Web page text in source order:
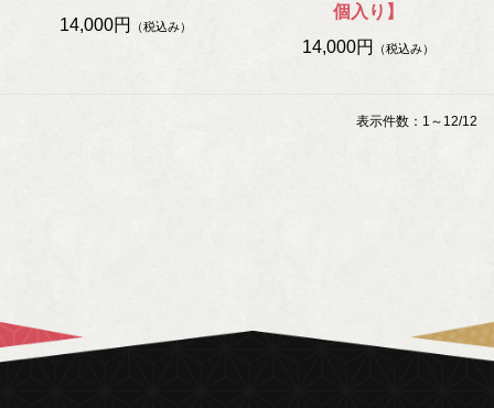
14,000円
（税込み）
個入り】
14,000円
（税込み）
表示件数：1～12/12